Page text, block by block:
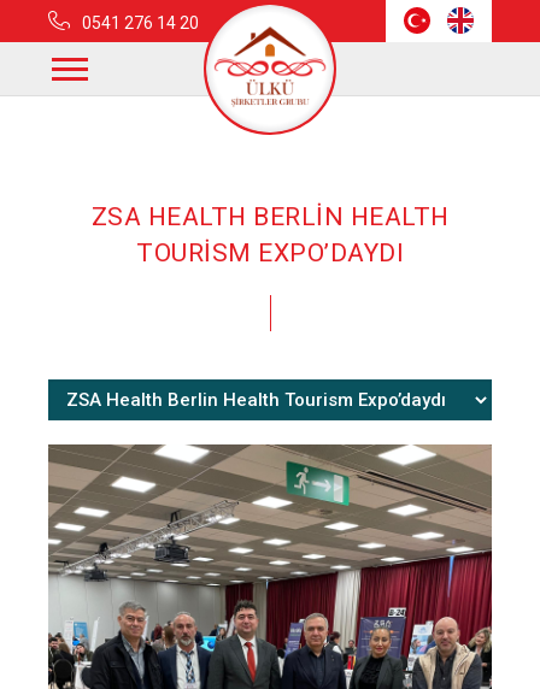
0541 276 14 20
Anasayfa
Haberler
ZSA HEALTH BERLİN HEALTH
TOURİSM EXPO’DAYDI